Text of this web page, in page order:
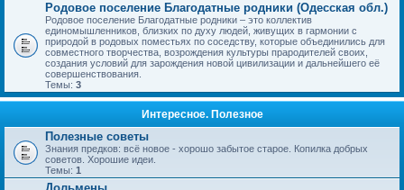
Родовое поселение Благодатные родники (Одесская обл.)
Родовое поселение Благодатные родники – это коллектив
единомышленников, близких по духу людей, живущих в гармонии с
природой в родовых поместьях по соседству, которые объединились для
совместного творчества, возрождения культуры прародителей своих,
создания условий для зарождения новой цивилизации и дальнейшего её
совершенствования.
Темы: 3
Интересное. Полезное
Полезные советы
Знания предков: всё новое - хорошо забытое старое. Копилка добрых
советов. Хорошие идеи.
Темы: 1